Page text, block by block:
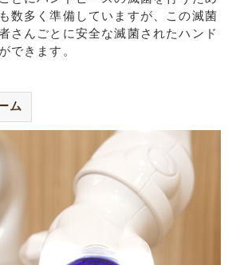
数多く準備していますが、この滅菌
さんごとに安全な滅菌されたハンド
できます。
ム